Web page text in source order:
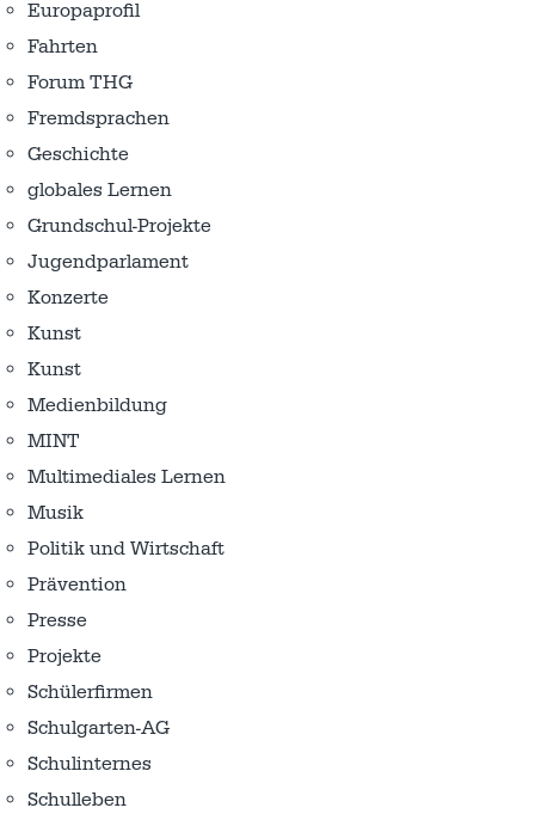
Europaprofil
Fahrten
Forum THG
Fremdsprachen
Geschichte
globales Lernen
Grundschul-Projekte
Jugendparlament
Konzerte
Kunst
Kunst
Medienbildung
MINT
Multimediales Lernen
Musik
Politik und Wirtschaft
Prävention
Presse
Projekte
Schülerfirmen
Schulgarten-AG
Schulinternes
Schulleben